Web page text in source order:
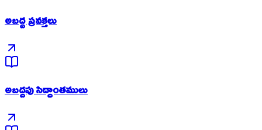
అబద్ద ప్రవక్తలు
అబద్దపు సిద్దాంతములు